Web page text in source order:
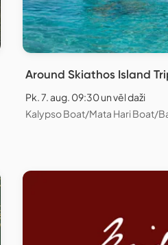
Around Skiathos Island
Pk. 7. aug. 09:30 un vēl daži
Kalypso Boat/Mata Hari Boat/